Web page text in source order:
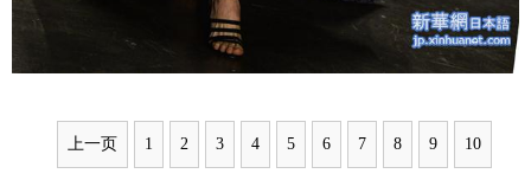
上一页 1 2 3 4 5 6 7 8 9 10